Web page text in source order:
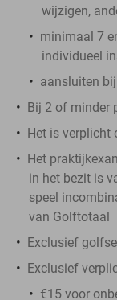
wijzigen,
minimaal 7
individueel
aansluiten
Bij 2 of minder
Het is verplicht
Het
in het bezit is
speel
van Golftotaal
Exclusief
Exclusief
€15 voor